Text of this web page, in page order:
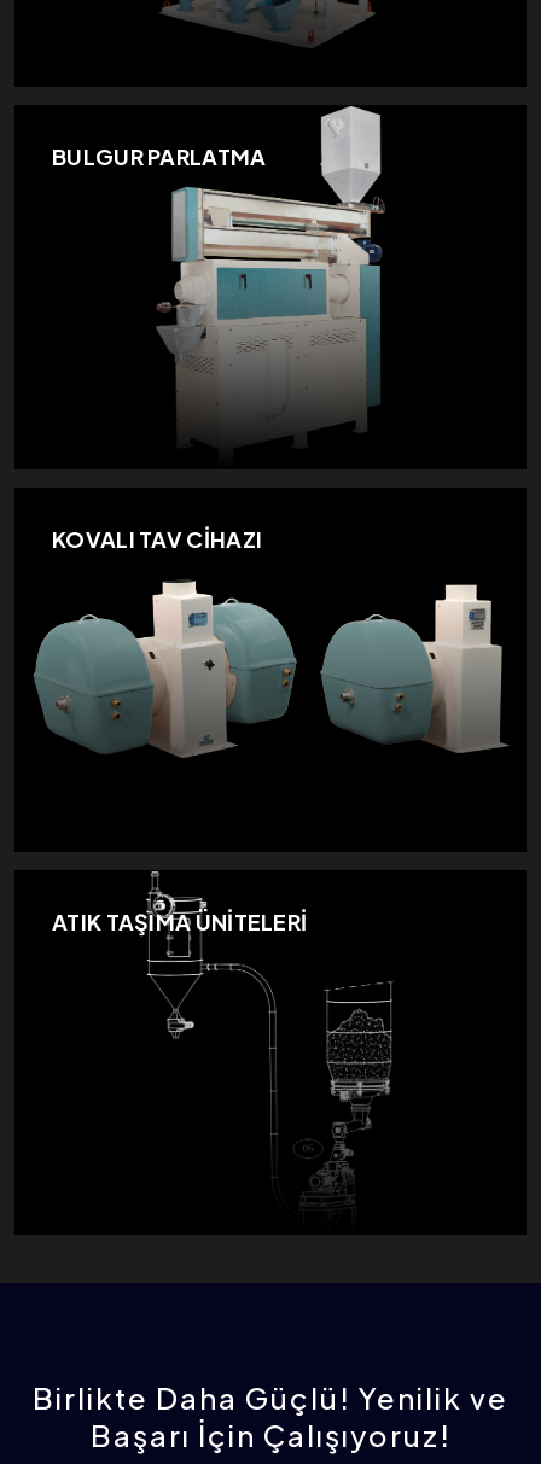
BULGUR PARLATMA
KOVALI TAV CİHAZI
ATIK TAŞIMA ÜNİTELERİ
Birlikte Daha Güçlü! Yenilik ve
Başarı İçin Çalışıyoruz!